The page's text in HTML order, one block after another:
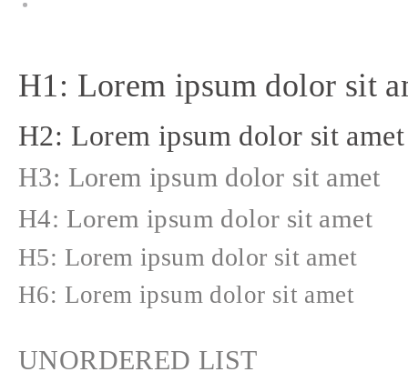
H1: Lorem ipsum dolor sit
H2: Lorem ipsum dolor sit amet
H3: Lorem ipsum dolor sit amet
H4: Lorem ipsum dolor sit amet
H5: Lorem ipsum dolor sit amet
H6: Lorem ipsum dolor sit amet
UNORDERED LIST